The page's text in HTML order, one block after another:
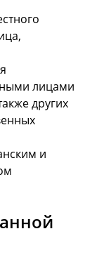
лицами
других
и